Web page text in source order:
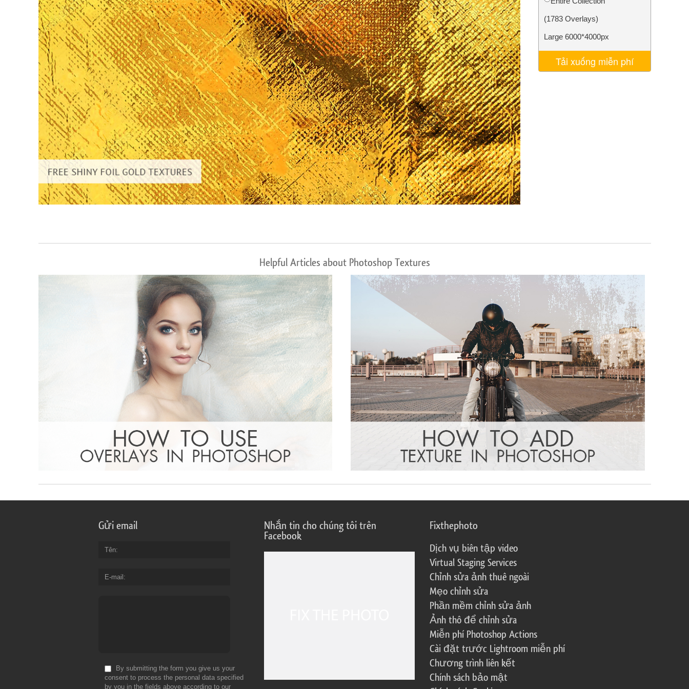
Dịch vụ chỉnh sửa sản phẩm Dịch vụ sửa lại đồ trang sức Dữ liệu Đào tạo AI Video Editing Services
(1783 Overlays)
Large 6000*4000px
Tải xuống miễn phí
Helpful Articles about Photoshop Textures
Gửi email
Tên
E-mail
By submitting the form you give us your
consent to process the personal data specified
by you in the fields above according to our
Nhắn tin cho chúng tôi trên
Facebook
Fixthephoto
Dịch vụ biên tập video
Virtual Staging Services
Chỉnh sửa ảnh thuê ngoài
Mẹo chỉnh sửa
Phần mềm chỉnh sửa ảnh
Ảnh thô để chỉnh sửa
Miễn phí Photoshop Actions
Cài đặt trước Lightroom miễn phí
Chương trình liên kết
Chính sách bảo mật